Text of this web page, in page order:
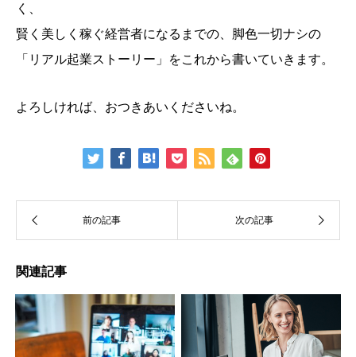
く、
賢く美しく稼ぐ経営者になるまでの、脚色一切ナシの
「リアル起業ストーリー」をこれから書いていきます。
よろしければ、おつきあいくださいね。
関連記事